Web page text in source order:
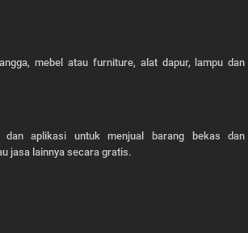
mebel atau furniture, alat dapur, lampu dan
dan aplikasi untuk menjual barang bekas dan
jasa lainnya secara gratis.